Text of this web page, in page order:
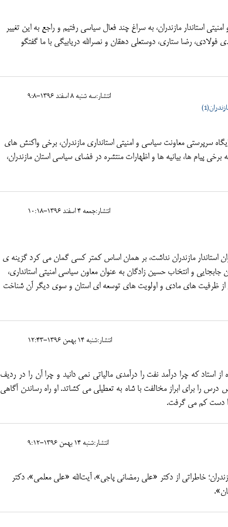
استاندار مازندران، به سراغ چند فعال سیاسی رفتیم و راجع به این تغییر
رضا ستاری، دوستعلی دهقان و نصرالله دریابیگی با ما گفتگو
انتشار:سه شنبه 8 اسفند 1396-9:8
سرپرستی معاونت سیاسی و امنیتی استانداری مازندران، برخی واکنش های
پیام ها، بیانیه ها و اظهارات منتشره در فضای سیاسی استان مازندران،
انتشار:جمعه 4 اسفند 1396-10:18
استاندار مازندران نداشت، بر همان اساس کمتر کسی گمان می کرد گزینه ی
جابجایی و انتخاب حسین زادگان به عنوان معاون سیاسی امنیتی استانداری،
از ظرفیت های مادی و اولویت های توسعه ای استان و سوی دیگر آن شناخت
انتشار:شنبه 14 بهمن 1396-12:43
که چرا درآمد نفت را درآمدی مالیاتی نمی دانید و چرا آن را در ردیف
را برای ابراز مخالفت با شاه به تعطیلی می کشاتد. او راه رساندن آگاهی
را دست کم می گرفت.
انتشار:شنبه 14 بهمن 1396-9:12
خاطراتی از دکتر «علی رمضانی پاجی»، آیت‌الله «علی معلمی»، دکتر